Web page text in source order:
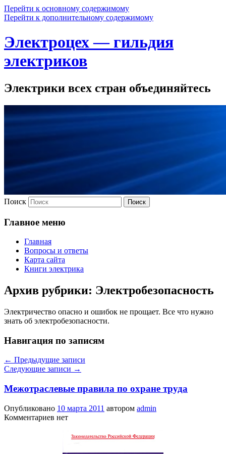
Перейти к основному содержимому
Перейти к дополнительному содержимому
Электроцех — гильдия
электриков
Электрики всех стран объединяйтесь
Поиск
Главное меню
Главная
Вопросы и ответы
Карта сайта
Книги электрика
Архив рубрики: Электробезопасность
Электричество опасно и ошибок не прощает. Все что нужно
знать об электробезопасности.
Навигация по записям
← Предыдущие записи
Следующие записи →
Межотраслевые правила по охране труда
Опубликовано 10 марта 2011 автором admin
Комментариев нет